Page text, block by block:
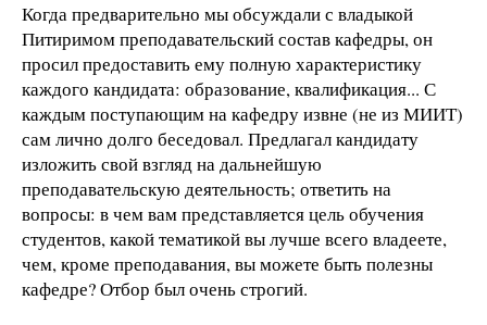
Когда предварительно мы обсуждали с владыкой
Питиримом преподавательский состав кафедры, он
просил предоставить ему полную характеристику
каждого кандидата: образование, квалификация... С
каждым поступающим на кафедру извне (не из МИИТ)
сам лично долго беседовал. Предлагал кандидату
изложить свой взгляд на дальнейшую
преподавательскую деятельность; ответить на
вопросы: в чем вам представляется цель обучения
студентов, какой тематикой вы лучше всего владеете,
чем, кроме преподавания, вы можете быть полезны
кафедре? Отбор был очень строгий.